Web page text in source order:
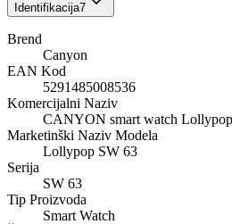
Identifikacija7
Brend
Canyon
EAN Kod
5291485008536
Komercijalni Naziv
CANYON smart watch
Marketinški Naziv Modela
Lollypop SW 63
Serija
SW 63
Tip Proizvoda
Smart Watch